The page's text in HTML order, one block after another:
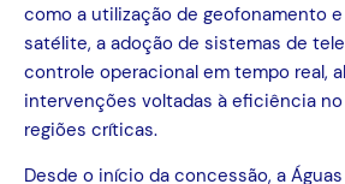
como a utilização de geofonamento
satélite, a adoção de sistemas de
controle operacional em tempo real,
intervenções voltadas à eficiência
regiões críticas.
Desde o início da concessão, a